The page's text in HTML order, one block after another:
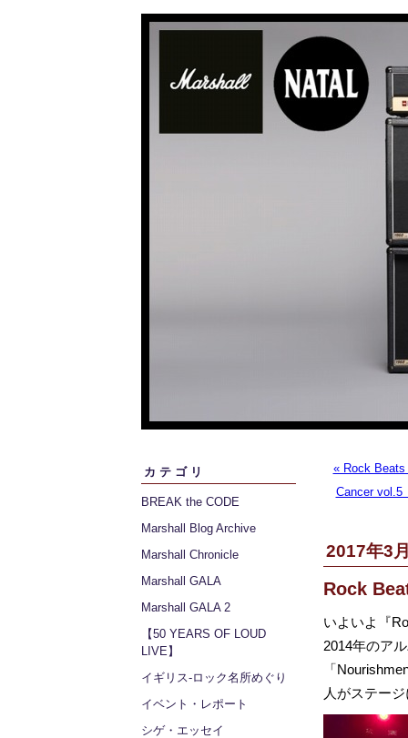
カテゴリ
BREAK the CODE
Marshall Blog Archive
Marshall Chronicle
Marshall GALA
Marshall GALA 2
【50 YEARS OF LOUD
LIVE】
イギリス‐ロック名所めぐり
イベント・レポート
シゲ・エッセイ
« Rock Beats
Cancer vol.5
2017年3
Rock
いよいよ『
2014年のア
「
人がステー